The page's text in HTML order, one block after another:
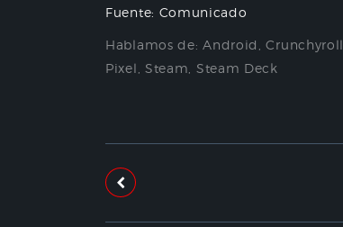
Fuente: Comunicado
Hablamos de:Android ,Crunchyroll
Pixel Steam Steam Deck